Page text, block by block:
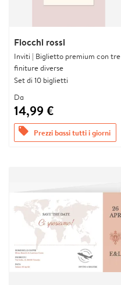
Fiocchi rossi
Inviti | Biglietto premium con tre
finiture diverse
Set di 10 biglietti
Da
14,99 €
offers Prezzi bassi tutti i giorni